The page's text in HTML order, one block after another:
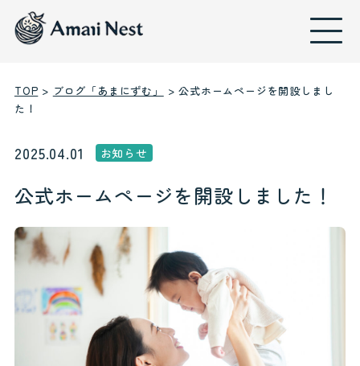
TOP > ブログ「あまにずむ」 > 公式ホームページを開設しまし
た！
2025.04.01 お知らせ
公式ホームページを開設しました！